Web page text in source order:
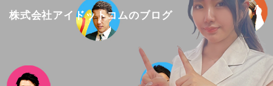
株式会社アイドットコムのブログ